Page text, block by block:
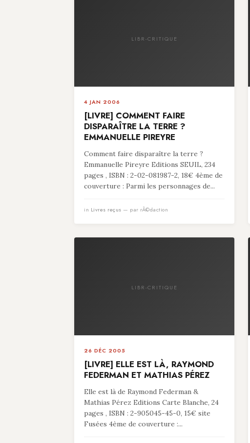
LIBR-CRITIQUE
4 JAN 2006
[LIVRE] COMMENT FAIRE
DISPARAÎTRE LA TERRE ?
EMMANUELLE PIREYRE
Comment faire disparaître la terre ?
Emmanuelle Pireyre Editions SEUIL, 234
pages , ISBN : 2-02-081987-2, 18€ 4ème de
couverture : Parmi les personnages de...
in Livres reçus — par rÃ©daction
LIBR-CRITIQUE
26 DÉC 2005
[LIVRE] ELLE EST LÀ, RAYMOND
FEDERMAN ET MATHIAS PÉREZ
Elle est là de Raymond Federman &
Mathias Pérez Editions Carte Blanche, 24
pages , ISBN : 2-905045-45-0, 15€ site
Fusées 4ème de couverture :...